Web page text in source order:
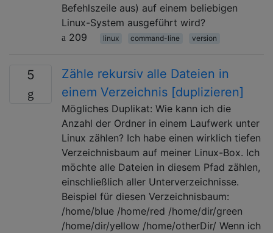
Befehlszeile aus) auf einem beliebigen
Linux-System ausgeführt wird?
209
linux command-line version
5
Zähle rekursiv alle Dateien in
einem Verzeichnis [duplizieren]
Mögliches Duplikat: Wie kann ich die
Anzahl der Ordner in einem Laufwerk unter
Linux zählen? Ich habe einen wirklich tiefen
Verzeichnisbaum auf meiner Linux-Box. Ich
möchte alle Dateien in diesem Pfad zählen,
einschließlich aller Unterverzeichnisse.
Beispiel für diesen Verzeichnisbaum:
/home/blue /home/red /home/dir/green
/home/dir/yellow /home/otherDir/ Wenn ich